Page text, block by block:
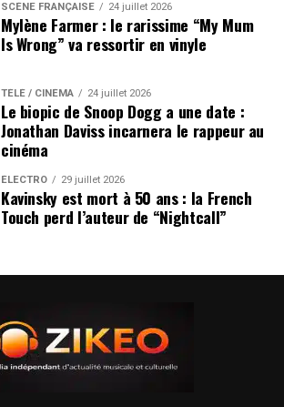
SCÈNE FRANÇAISE 24 juillet 2026
Mylène Farmer : le rarissime “My Mum
Is Wrong” va ressortir en vinyle
TÉLÉ / CINÉMA 24 juillet 2026
Le biopic de Snoop Dogg a une date :
Jonathan Daviss incarnera le rappeur au
cinéma
ÉLECTRO 29 juillet 2026
Kavinsky est mort à 50 ans : la French
Touch perd l’auteur de “Nightcall”